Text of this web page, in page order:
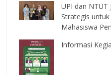
UPI dan NTUT
Strategis
Mahasiswa
Informasi